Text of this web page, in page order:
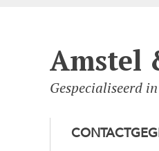
Amstel
Gespecialiseerd